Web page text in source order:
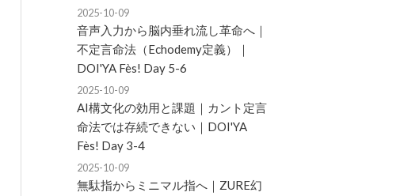
2025-10-09
音声入力から脳内垂れ流し革命へ｜
不定言命法（Echodemy定義）｜
DOI'YA Fès! Day 5-6
2025-10-09
AI構文化の効用と課題｜カント定言
命法では存続できない｜DOI'YA
Fès! Day 3-4
2025-10-09
無駄指からミニマル指へ｜ZURE幻